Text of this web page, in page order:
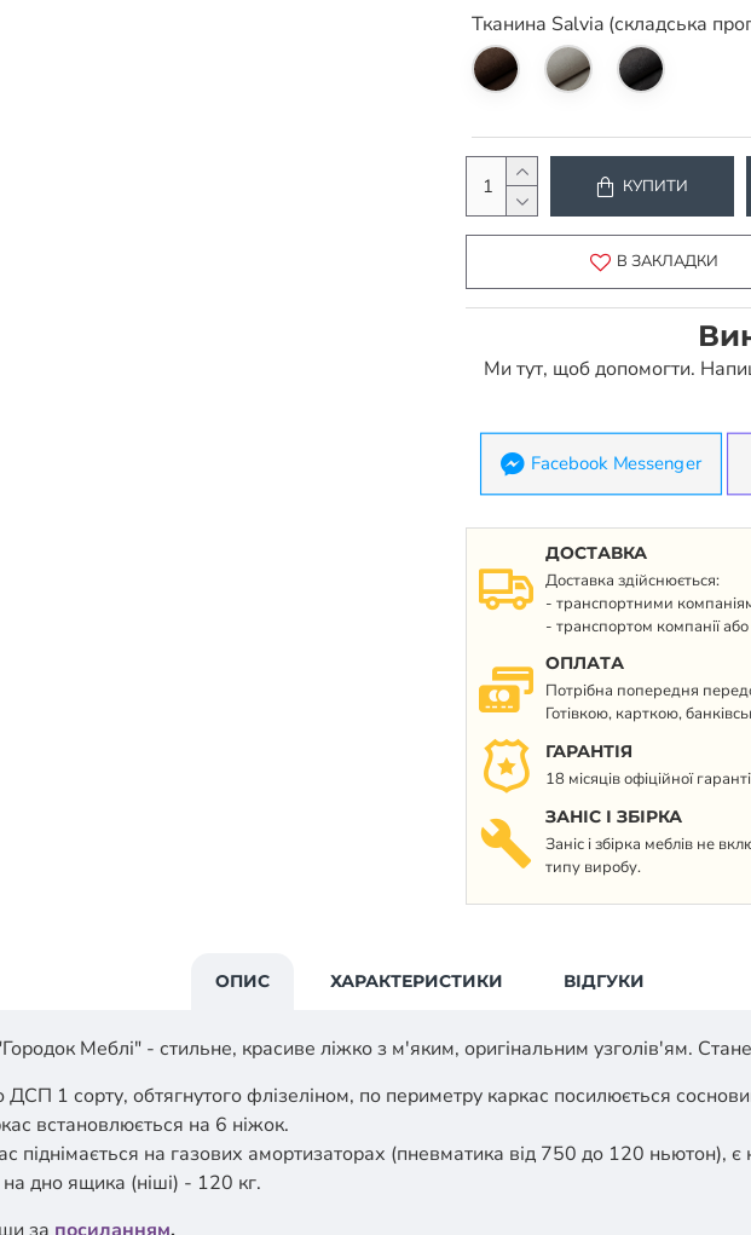
Тканина Salvia (складська
КУПИТИ
В ЗАКЛАДКИ
ДОСТАВКА
Доставка здійснюється:
- транспортними
- транспортом компанії
ОПЛАТА
Потрібна попередня
Готівкою, карткою,
ГАРАНТІЯ
18 місяців офіційної
ЗАНІС І ЗБІРКА
Заніс і збірка меблів не
типу виробу.
Ми тут, щоб допомогти.
Facebook Messenger
ОПИС ХАРАКТЕРИСТИКИ ВІДГУКИ
Меблі" - стильне, красиве ліжко з м'яким, оригінальним узголів'ям.
1 сорту, обтягнутого флізеліном, по периметру каркас посилюється
встановлюється на 6 ніжок.
піднімається на газових амортизаторах (пневматика від 750 до 120
дно ящика (ніші) - 120 кг.